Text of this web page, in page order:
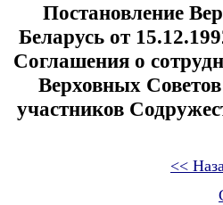
Постановление
Беларусь от
Соглашения о
Верховных
участников
<<